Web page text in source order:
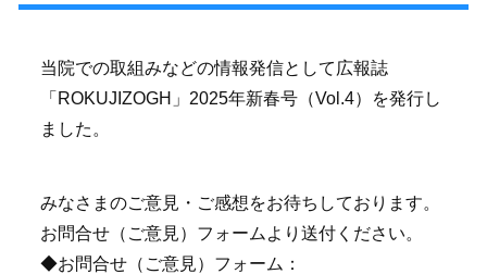
当院での取組みなどの情報発信として広報誌
「ROKUJIZOGH」2025年新春号（Vol.4）を発行し
ました。
みなさまのご意見・ご感想をお待ちしております。
お問合せ（ご意見）フォームより送付ください。
◆お問合せ（ご意見）フォーム：